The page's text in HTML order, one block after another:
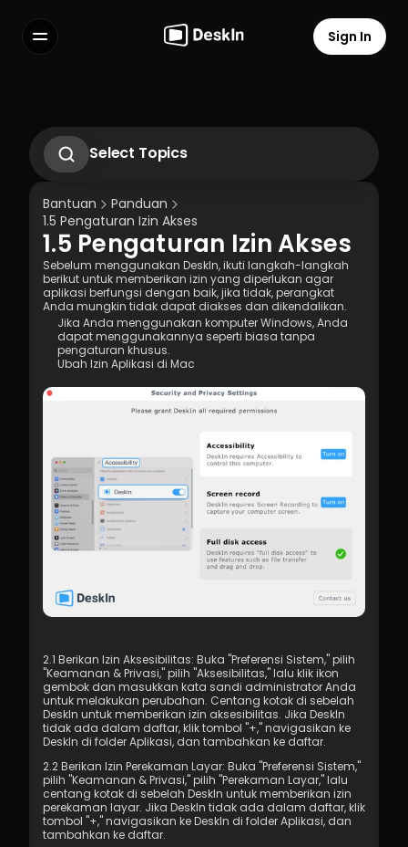
Terms of Service
Privacy Policy
Sign In
Select Topics
1.3 Menjalankan Aplikasi DeskIn
1.4 Daftar dan Masuk ke Aplikasi DeskIn
1.5 Pengaturan Izin Akses
Bantuan
Panduan
1.5 Pengaturan Izin Akses
1.5 Pengaturan Izin Akses
Sebelum menggunakan DeskIn, ikuti langkah-langkah
berikut untuk memberikan izin yang diperlukan agar
aplikasi berfungsi dengan baik, jika tidak, perangkat
Anda mungkin tidak dapat diakses dan dikendalikan.
Jika Anda menggunakan komputer Windows, Anda
dapat menggunakannya seperti biasa tanpa
pengaturan khusus.
Ubah Izin Aplikasi di Mac
2.1 Berikan Izin Aksesibilitas: Buka "Preferensi Sistem," pilih
"Keamanan & Privasi," pilih "Aksesibilitas," lalu klik ikon
gembok dan masukkan kata sandi administrator Anda
untuk melakukan perubahan. Centang kotak di sebelah
DeskIn untuk memberikan izin aksesibilitas. Jika DeskIn
tidak ada dalam daftar, klik tombol "+," navigasikan ke
DeskIn di folder Aplikasi, dan tambahkan ke daftar.
2.2 Berikan Izin Perekaman Layar: Buka "Preferensi Sistem,"
pilih "Keamanan & Privasi," pilih "Perekaman Layar," lalu
centang kotak di sebelah DeskIn untuk memberikan izin
perekaman layar. Jika DeskIn tidak ada dalam daftar, klik
tombol "+," navigasikan ke DeskIn di folder Aplikasi, dan
tambahkan ke daftar.